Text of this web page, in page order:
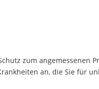
zum angemessenen
an, die Sie für